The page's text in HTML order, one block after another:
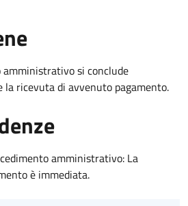
si conclude
ricevuta di avvenuto pagamento.
amministrativo: La
è immediata.